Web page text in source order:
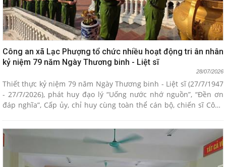
Công an xã Lạc Phượng tổ chức nhiều hoạt động tri ân nhân
kỷ niệm 79 năm Ngày Thương binh - Liệt sĩ
28/07/2026
Thiết thực kỷ niệm 79 năm Ngày Thương binh - Liệt sĩ (27/7/1947
- 27/7/2026), phát huy đạo lý “Uống nước nhớ nguồn”, “Đền ơn
đáp nghĩa”, Cấp ủy, chỉ huy cùng toàn thể cán bộ, chiến sĩ Công
ân các Anh hùng liệt sĩ, Mẹ Việt Nam Anh hùng, thương binh,
bệnh binh, thân nhân liệt sĩ và người có công với cách mạng.